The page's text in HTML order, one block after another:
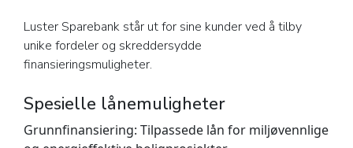
Luster Sparebank står ut for sine kunder ved å tilby
unike fordeler og skreddersydde
finansieringsmuligheter.
Spesielle lånemuligheter
Grunnfinansiering: Tilpassede lån for miljøvennlige